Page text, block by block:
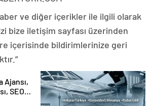
ve diğer içerikler ile ilgili olarak
bize iletişim sayfası üzerinden
içerisinde bildirimlerinize geri
SEO